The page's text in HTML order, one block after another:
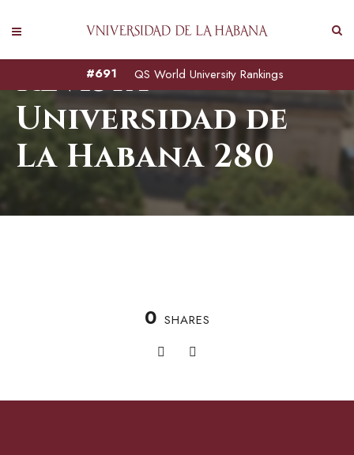
QS World University Rankings
#691
Revista
Universidad de
La Habana 280
0 SHARES